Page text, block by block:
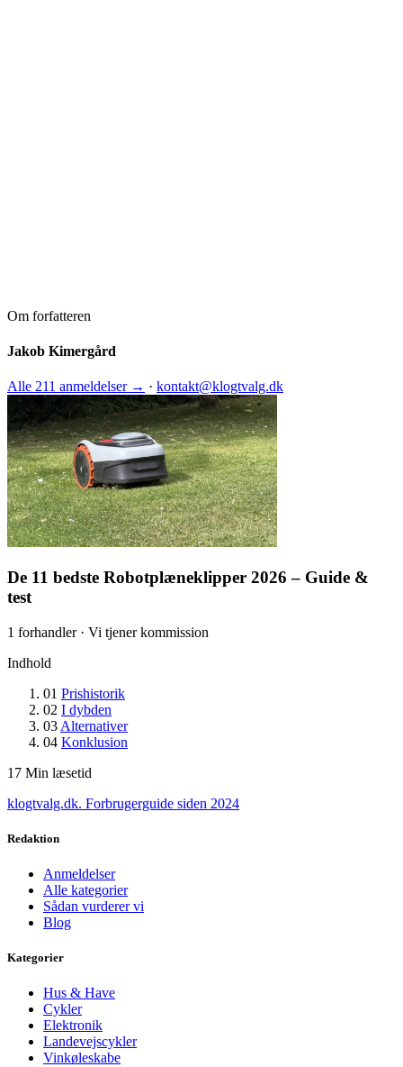
Om forfatteren
Jakob Kimergård
Alle 211 anmeldelser → · kontakt@klogtvalg.dk
De 11 bedste Robotplæneklipper 2026 – Guide &
test
1 forhandler · Vi tjener kommission
Indhold
01 Prishistorik
02 I dybden
03 Alternativer
04 Konklusion
17 Min læsetid
klogtvalg.dk. Forbrugerguide siden 2024
Redaktion
Anmeldelser
Alle kategorier
Sådan vurderer vi
Blog
Kategorier
Hus & Have
Cykler
Elektronik
Landevejscykler
Vinkøleskabe